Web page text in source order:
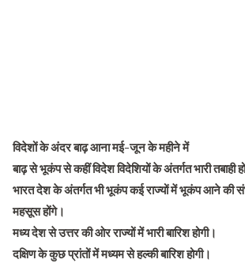
विदेशों के अंदर बाढ़ आना मई-जून के महीने में
बाढ़ से भूकंप से कहीं विदेश विदेशियों के अंतर्गत भारी तबाही
भारत देश के अंतर्गत भी भूकंप कई राज्यों में भूकंप आने की
महसूस होंगे।
मध्य देश से उत्तर की ओर राज्यों में भारी बारिश होगी।
दक्षिण के कुछ प्रांतों में मध्यम से हल्की बारिश होगी।